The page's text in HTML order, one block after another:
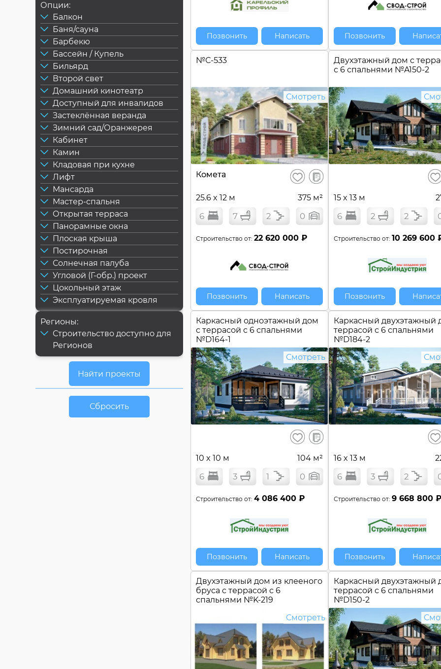
Опции:
Балкон
Баня/сауна
Барбекю
Бассейн / Купель
Бильярд
Второй свет
Домашний кинотеатр
Доступный для инвалидов
Застеклённая веранда
Зимний сад/Оранжерея
Кабинет
Камин
Кладовая при кухне
Лифт
Мансарда
Мастер-спальня
Открытая терраса
Панорамные окна
Плоская крыша
Постирочная
Солнечная палуба
Угловой (Г-обр.) проект
Цокольный этаж
Эксплуатируемая кровля
Регионы:
Строительство доступно для
Регионов
Сбросить
Позвонить Написать Позвонить
№С-533
Смотреть
Комета Сохранить
В
сравнение
25.6 x 12 м 375 м²
6 7 2 0
Строительство от: 22 620 000 ₽
Позвонить Написать
Двухэтажный дом c
с 6 спальнями №A150-2
15 x 13 м
6 2 2
Строительство от:10 269 600
Позвонить
Каркасный одноэтажный дом
c террасой с 6 спальнями
№D164-1
Смотреть
Сохранить
В
сравнение
10 x 10 м 104 м²
6 3 1 0
Строительство от: 4 086 400 ₽
Позвонить Написать
Каркасный двухэтажный
террасой с 6 спальнями
№D184-2
16 x 13 м
6 3 2
Строительство от:9 668 800 ₽
Позвонить
Двухэтажный дом из клееного
бруса c террасой с 6
спальнями №K-219
Смотреть
Каркасный двухэтажный
террасой с 6 спальнями
№D150-2